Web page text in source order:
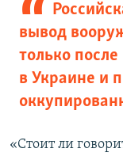
вывод
только
в Украине и
«Стоит ли